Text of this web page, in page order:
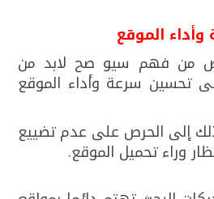
الموقع
من فهم سيو صح لابد من
تحسين سرعة وأداء الموقع
إلى الحرص على عدم تضييع
وراء تحميل الموقع.